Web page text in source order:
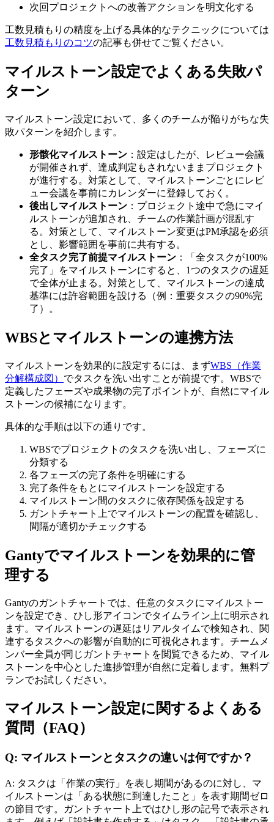
次回プロジェクトへの改善アクションを明文化する
工数見積もりの精度を上げる具体的なテクニックについては
工数見積もりのコツの記事も併せてご覧ください。
マイルストーン設定でよくある失敗パ
ターン
マイルストーン設定において、多くのチームが陥りがちな失
敗パターンを紹介します。
形骸化マイルストーン ：設定はしたが、レビュー会議
が開催されず、達成判定もされないままプロジェクト
が進行する。対策として、マイルストーンごとにレビ
ュー会議を事前にカレンダーに登録しておく。
後出しマイルストーン ：プロジェクト途中で急にマイ
ルストーンが追加され、チームの作業計画が混乱す
る。対策として、マイルストーン変更はPM承認を必須
とし、影響範囲を事前に共有する。
全タスク完了前提マイルストーン ：「全タスクが100%
完了」をマイルストーンにすると、1つのタスクの遅延
で全体が止まる。対策として、マイルストーンの達成
基準には許容範囲を設ける（例：重要タスクの90%完
了）。
WBSとマイルストーンの連携方法
マイルストーンを効果的に設定するには、まずWBS（作業
分解構成図） でタスクを洗い出すことが前提です。WBSで
定義したフェーズや成果物の完了ポイントが、自然にマイル
ストーンの候補になります。
具体的な手順は以下の通りです。
WBSでプロジェクトのタスクを洗い出し、フェーズに
分類する
各フェーズの完了条件を明確にする
完了条件をもとにマイルストーンを設定する
マイルストーン間のタスクに依存関係を設定する
ガントチャート上でマイルストーンの配置を確認し、
間隔が適切かチェックする
Gantyでマイルストーンを効果的に管
理する
Gantyのガントチャートでは、任意のタスクにマイルストー
ンを設定でき、ひし形アイコンでタイムライン上に明示され
ます。マイルストーンの遅延はリアルタイムで検知され、関
連するタスクへの影響が自動的に可視化されます。チームメ
ンバー全員が同じガントチャートを閲覧できるため、マイル
ストーンを中心とした進捗管理が自然に定着します。無料プ
ランでお試しください。
マイルストーン設定に関するよくある
質問（FAQ）
Q: マイルストーンとタスクの違いは何ですか？
A: タスクは「作業の実行」を表し期間があるのに対し、マ
イルストーンは「ある状態に到達したこと」を表す期間ゼロ
の節目です。ガントチャート上ではひし形の記号で表示され